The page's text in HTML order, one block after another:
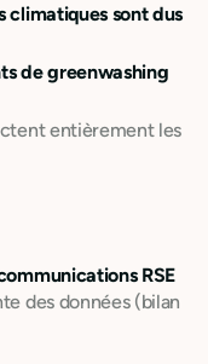
climatiques sont dus
de greenwashing
entièrement les
RSE
des données (bilan